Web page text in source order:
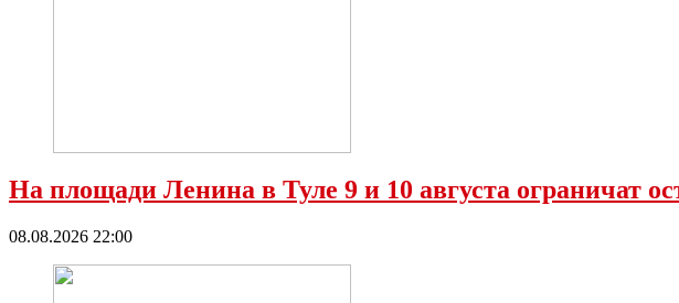
На площади Ленина в Туле 9 и 10 августа ограничат
08.08.2026 22:00